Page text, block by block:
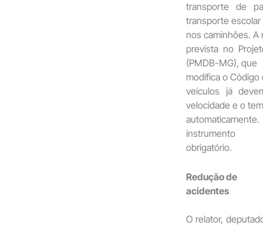
transporte de
transporte escolar
nos caminhões. A
prevista no
(PMDB-MG), que
modifica o Código
veículos já
velocidade e o
instrumento
obrigatório.
Redução de
acidentes
O relator,